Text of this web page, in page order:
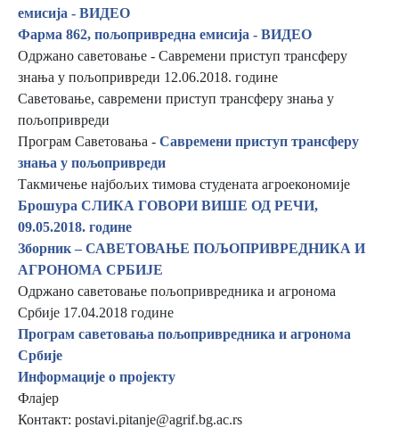
емисија - ВИДЕО
Фарма 862, пољопривредна емисија - ВИДЕО
Одржано саветовање - Савремени приступ трансферу
знања у пољопривреди 12.06.2018. године
Саветовање, савремени приступ трансферу знања у
пољопривреди
Програм Саветовања - Савремени приступ трансферу
знања у пољопривреди
Такмичење најбољих тимова студената агроекономије
Брошура СЛИКА ГОВОРИ ВИШЕ ОД РЕЧИ,
09.05.2018. године
Зборник – САВЕТОВАЊЕ ПОЉОПРИВРЕДНИКА И
АГРОНОМА СРБИЈЕ
Одржано саветовање пољопривредника и агронома
Србије 17.04.2018 године
Програм саветовања пољопривредника и агронома
Србије
Информације о пројекту
Флајер
Контакт: postavi.pitanje@agrif.bg.ac.rs